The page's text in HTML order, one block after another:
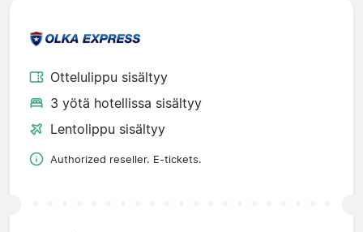
Ottelulippu sisältyy
3 yötä hotellissa sisältyy
Lentolippu sisältyy
Authorized reseller. E-tickets.